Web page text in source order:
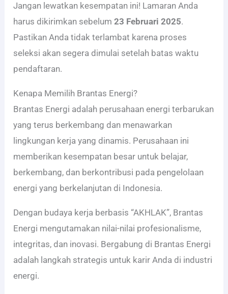
Jangan lewatkan kesempatan ini! Lamaran Anda
harus dikirimkan sebelum23 Februari 2025.
Pastikan Anda tidak terlambat karena proses
seleksi akan segera dimulai setelah batas waktu
pendaftaran.
Kenapa Memilih Brantas Energi?
Brantas Energi adalah perusahaan energi terbarukan
yang terus berkembang dan menawarkan
lingkungan kerja yang dinamis. Perusahaan ini
memberikan kesempatan besar untuk belajar,
berkembang, dan berkontribusi pada pengelolaan
energi yang berkelanjutan di Indonesia.
Dengan budaya kerja berbasis “AKHLAK”, Brantas
Energi mengutamakan nilai-nilai profesionalisme,
integritas, dan inovasi. Bergabung di Brantas Energi
adalah langkah strategis untuk karir Anda di industri
energi.